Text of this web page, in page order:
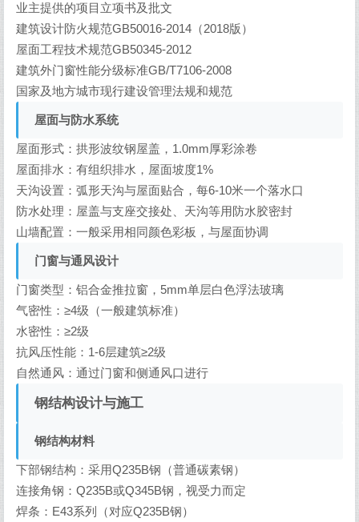
业主提供的项目立项书及批文
建筑设计防火规范GB50016-2014（2018版）
屋面工程技术规范GB50345-2012
建筑外门窗性能分级标准GB/T7106-2008
国家及地方城市现行建设管理法规和规范
屋面与防水系统
屋面形式：拱形波纹钢屋盖，1.0mm厚彩涂卷
屋面排水：有组织排水，屋面坡度1%
天沟设置：弧形天沟与屋面贴合，每6-10米一个落水口
防水处理：屋盖与支座交接处、天沟等用防水胶密封
山墙配置：一般采用相同颜色彩板，与屋面协调
门窗与通风设计
门窗类型：铝合金推拉窗，5mm单层白色浮法玻璃
气密性：≥4级（一般建筑标准）
水密性：≥2级
抗风压性能：1-6层建筑≥2级
自然通风：通过门窗和侧通风口进行
钢结构设计与施工
钢结构材料
下部钢结构：采用Q235B钢（普通碳素钢）
连接角钢：Q235B或Q345B钢，视受力而定
焊条：E43系列（对应Q235B钢）